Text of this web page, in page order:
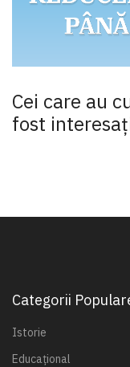
Cei care au
fost
Categorii
Istorie
Educațional